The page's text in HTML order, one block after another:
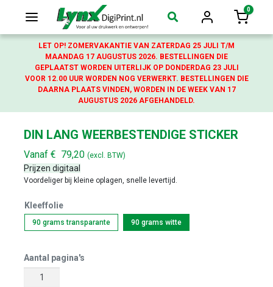
Login
0
LET OP! ZOMERVAKANTIE VAN ZATERDAG 25 JULI T/M
MAANDAG 17 AUGUSTUS 2026. BESTELLINGEN DIE
GEPLAATST WORDEN UITERLIJK OP DONDERDAG 23 JULI
VOOR 12.00 UUR WORDEN NOG VERWERKT. BESTELLINGEN DIE
DAARNA PLAATS VINDEN, WORDEN IN DE WEEK VAN 17
AUGUSTUS 2026 AFGEHANDELD.
DIN LANG WEERBESTENDIGE STICKER
Vanaf € 79,20 (excl. BTW)
Prijzen digitaal
Voordeliger bij kleine oplagen, snelle levertijd.
Kleeffolie
90 grams transparante 90 grams witte
Aantal pagina's